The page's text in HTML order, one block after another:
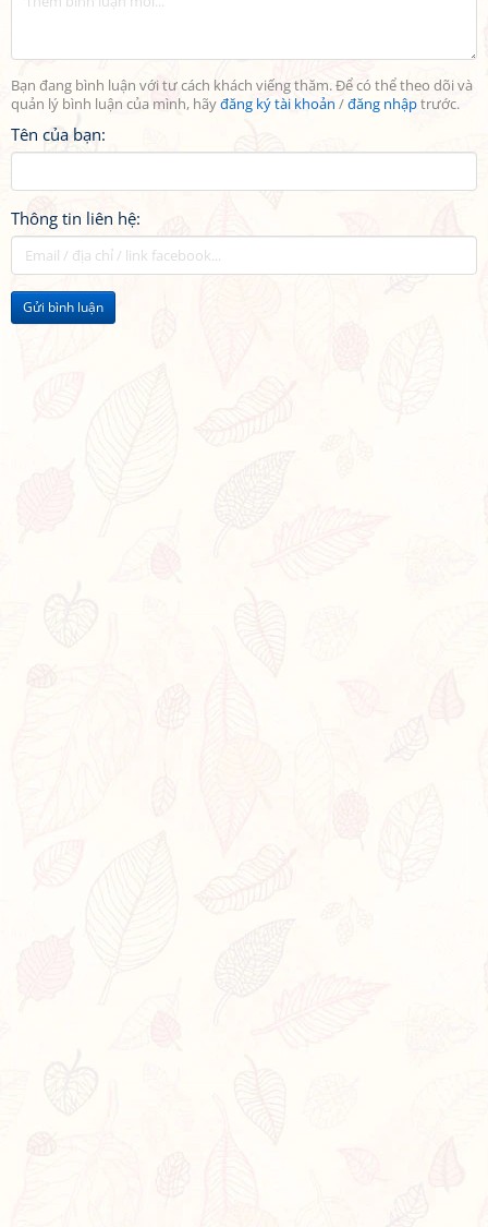
Bạn đang bình luận với tư cách khách viếng thăm. Để có thể theo dõi và
quản lý bình luận của mình, hãyđăng ký tài khoản /đăng nhậptrước.
Tên của bạn:
Thông tin liên hệ:
Gửi bình luận